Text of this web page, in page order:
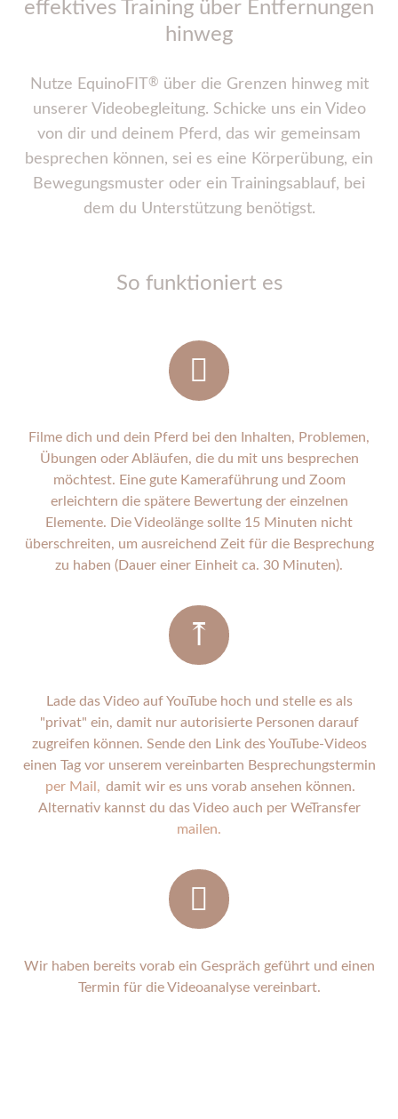
effektives Training über Entfernungen
hinweg
Nutze EquinoFIT ® über die Grenzen hinweg mit
unserer Videobegleitung. Schicke uns ein Video
von dir und deinem Pferd, das wir gemeinsam
besprechen können, sei es eine Körperübung, ein
Bewegungsmuster oder ein Trainingsablauf, bei
dem du Unterstützung benötigst.
So funktioniert es
Filme dich und dein Pferd bei den Inhalten, Problemen,
Übungen oder Abläufen, die du mit uns besprechen
möchtest. Eine gute Kameraführung und Zoom
erleichtern die spätere Bewertung der einzelnen
Elemente. Die Videolänge sollte 15 Minuten nicht
überschreiten, um ausreichend Zeit für die Besprechung
zu haben (Dauer einer Einheit ca. 30 Minuten).
Lade das Video auf YouTube hoch und stelle es als
"privat" ein, damit nur autorisierte Personen darauf
zugreifen können. Sende den Link des YouTube-Videos
einen Tag vor unserem vereinbarten Besprechungstermin
per Mail, damit wir es uns vorab ansehen können.
Alternativ kannst du das Video auch per WeTransfer
mailen.
Wir haben bereits vorab ein Gespräch geführt und einen
Termin für die Videoanalyse vereinbart.